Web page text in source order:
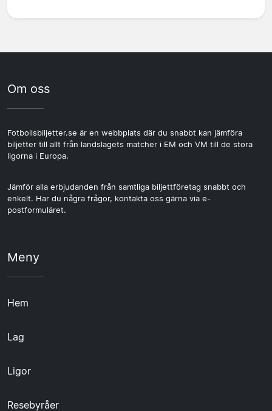
Om oss
Fotbollsbiljetter.se är en webbplats där du snabbt kan jämföra
biljetter till allt från landslagets matcher i EM och VM till de stora
ligorna i Europa.
Jämför alla erbjudanden från samtliga biljettföretag snabbt och
enkelt. Har du några frågor, kontakta oss gärna via e-
postformuläret.
Meny
Hem
Lag
Ligor
Resebyråer